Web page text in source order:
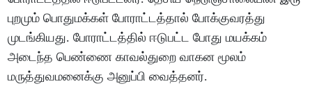
புறமும் பொதுமக்கள் போராட்டத்தால் போக்குவரத்து
முடங்கியது. போராட்டத்தில் ஈடுபட்ட போது மயக்கம்
அடைந்த பெண்ணை காவல்துறை வாகன மூலம்
மருத்துவமனைக்கு அனுப்பி வைத்தனர்.